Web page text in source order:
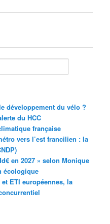
développement du vélo ?
du HCC
française
vers l’est francilien : la
en 2027 » selon Monique
écologique
ETI européennes, la